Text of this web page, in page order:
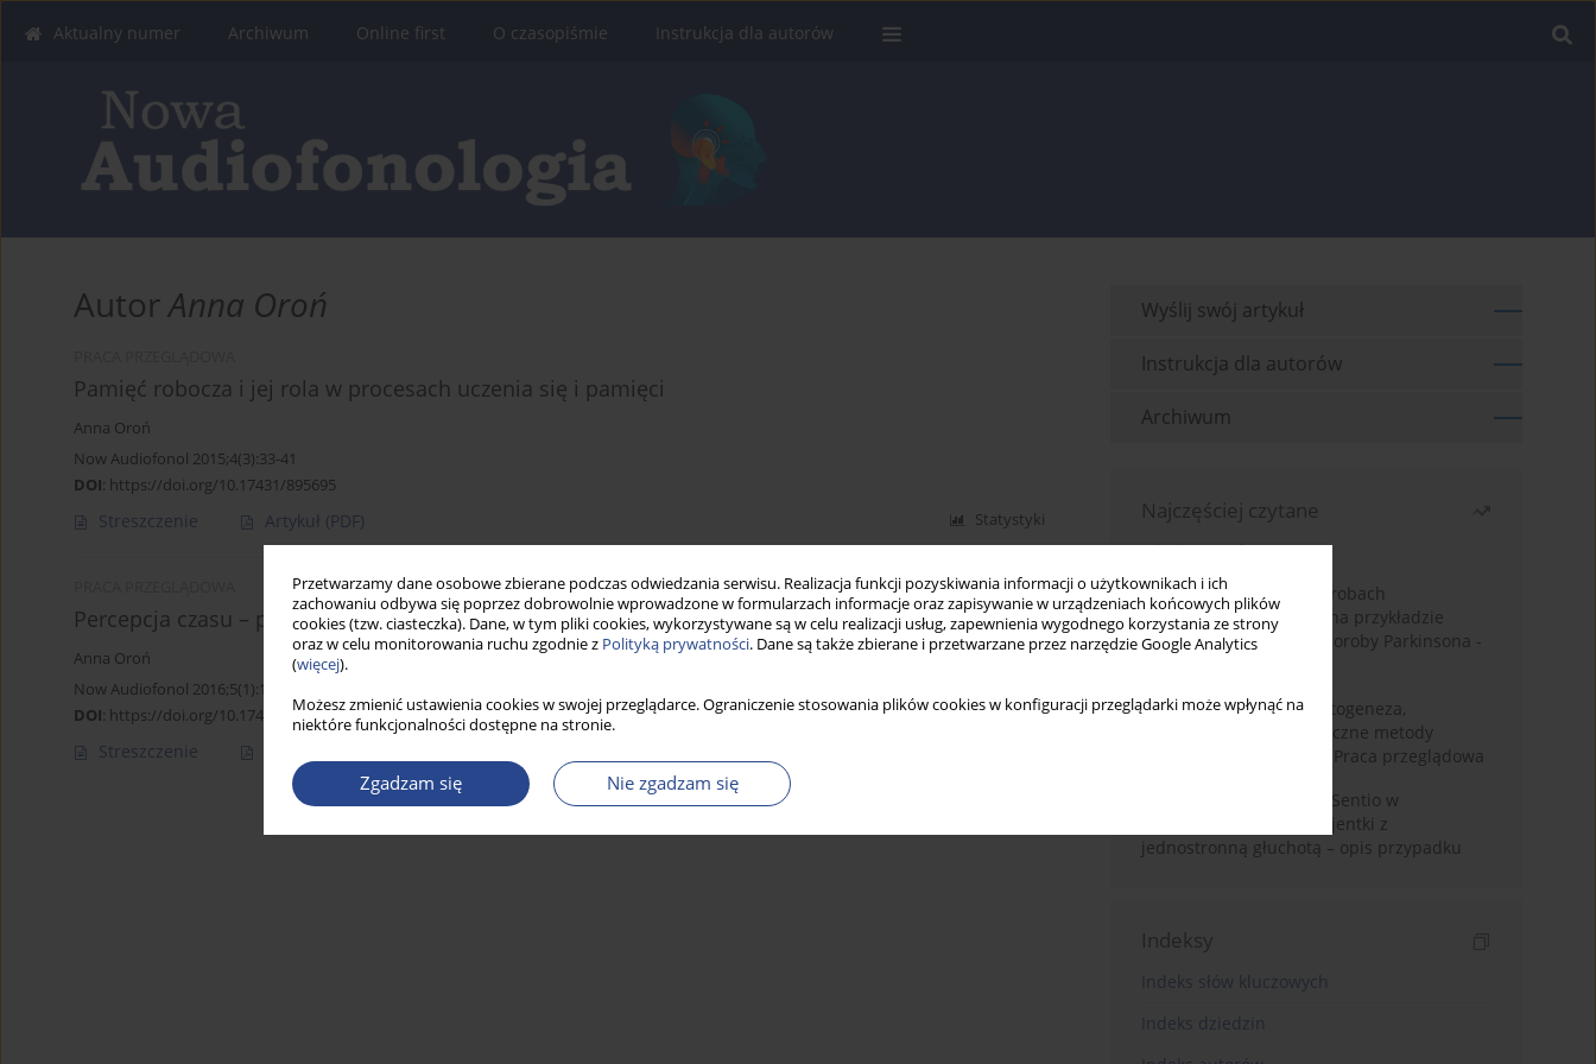
Przetwarzamy dane osobowe zbierane podczas odwiedzania serwisu. Realizacja funkcji pozyskiwania informacji o użytkownikach i ich
zachowaniu odbywa się poprzez dobrowolnie wprowadzone w formularzach informacje oraz zapisywanie w urządzeniach końcowych plików
cookies (tzw. ciasteczka). Dane, w tym pliki cookies, wykorzystywane są w celu realizacji usług, zapewnienia wygodnego korzystania ze strony
oraz w celu monitorowania ruchu zgodnie z Polityką prywatności. Dane są także zbierane i przetwarzane przez narzędzie Google Analytics
(więcej).
Możesz zmienić ustawienia cookies w swojej przeglądarce. Ograniczenie stosowania plików cookies w konfiguracji przeglądarki może wpłynąć na
niektóre funkcjonalności dostępne na stronie.
Zgadzam się Nie zgadzam się
Aktualny numer Archiwum Online first O czasopiśmie Instrukcja dla autorów
AutorAnna Oroń
Pamięć robocza i jej rola w procesach uczenia się i pamięci
Anna Oroń
Now Audiofonol 2015;4(3):33-41
DOI: https://doi.org/10.17431/895695
Streszczenie Artykuł (PDF) Statystyki
Percepcja czasu – przegląd modeli teoretycznych i metod badań
Anna Oroń
Now Audiofonol 2016;5(1):15-22
DOI: https://doi.org/10.17431/895693
Streszczenie
Wyślij swój artykuł
Instrukcja dla autorów
Archiwum
Najczęściej czytane
Miesiąc
Rok
Badanie zmysłów w chorobach
neurodegeneracyjnych na przykładzie
choroby Alzheimera i choroby Parkinsona -
Choroba Meniere’a – patogeneza,
diagnostyka, niechirurgiczne metody
leczenia i kontrowersje. Praca przeglądowa
Wykorzystanie systemu Sentio w
konfiguracji CROS u pacjentki z
jednostronną głuchotą – opis przypadku
Indeksy
Indeks słów kluczowych
Indeks dziedzin